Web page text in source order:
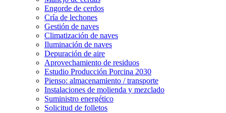
Engorde de cerdos
Cría de lechones
Gestión de naves
Climatización de naves
Iluminación de naves
Depuración de aire
Aprovechamiento de residuos
Estudio Producción Porcina 2030
Pienso: almacenamiento / transporte
Instalaciones de molienda y mezclado
Suministro energético
Solicitud de folletos